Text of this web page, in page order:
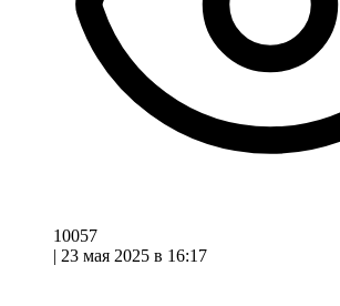
10057
| 23 мая 2025 в 16:17